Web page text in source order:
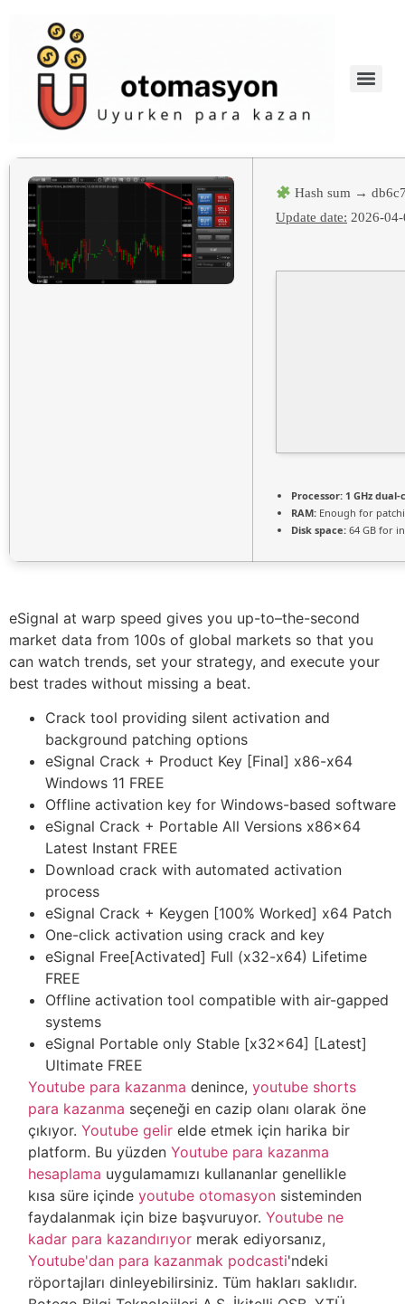
Hash sum →
Update date: 2026-
Processor: 1 GHz
RAM: Enough for
Disk space: 64 GB for
eSignal at warp speed gives you up-to–the-second
market data from 100s of global markets so that you
can watch trends, set your strategy, and execute your
best trades without missing a beat.
Crack tool providing silent activation and
background patching options
eSignal Crack + Product Key [Final] x86-x64
Windows 11 FREE
Offline activation key for Windows-based software
eSignal Crack + Portable All Versions x86x64
Latest Instant FREE
Download crack with automated activation
process
eSignal Crack + Keygen [100% Worked] x64 Patch
One-click activation using crack and key
eSignal Free[Activated] Full (x32-x64) Lifetime
FREE
Offline activation tool compatible with air-gapped
systems
eSignal Portable only Stable [x32x64] [Latest]
Ultimate FREE
Youtube para kazanma denince,youtube shorts
para kazanma seçeneği en cazip olanı olarak öne
çıkıyor.Youtube gelir elde etmek için harika bir
platform. Bu yüzdenYoutube para kazanma
hesaplama uygulamamızı kullananlar genellikle
kısa süre içindeyoutube otomasyon sisteminden
faydalanmak için bize başvuruyor.Youtube ne
kadar para kazandırıyor merak ediyorsanız,
Youtube'dan para kazanmak podcasti'ndeki
röportajları dinleyebilirsiniz. Tüm hakları saklıdır.